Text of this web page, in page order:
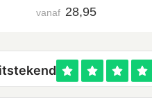
vanaf 28,95